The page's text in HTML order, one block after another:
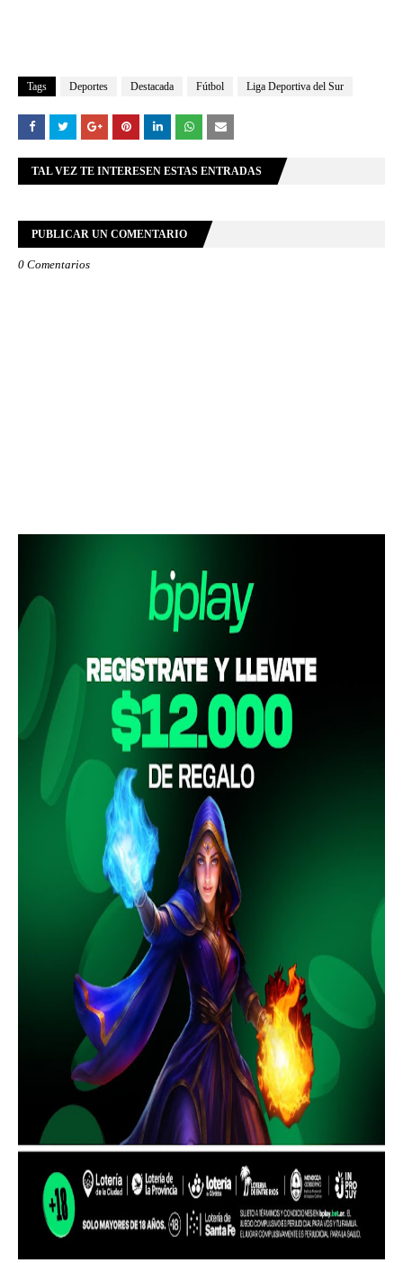
Tags Deportes Destacada Fútbol Liga Deportiva del Sur
TAL VEZ TE INTERESEN ESTAS ENTRADAS
PUBLICAR UN COMENTARIO
0 Comentarios